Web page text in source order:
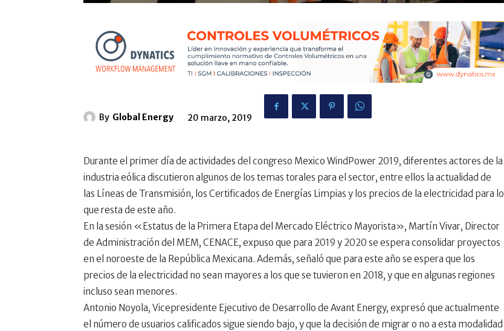
By Global Energy 20 marzo, 2019
Durante el primer día de actividades del congreso Mexico WindPower 2019, diferentes actores de la
industria eólica discutieron algunos de los temas torales para el sector, entre ellos la actualidad de
las Líneas de Transmisión, los Certificados de Energías Limpias y los precios de la electricidad para lo
que resta de este año.
En la sesión «Estatus de la Primera Etapa del Mercado Eléctrico Mayorista», Martín Vivar, Director
de Administración del MEM, CENACE, expuso que para 2019 y 2020 se espera consolidar proyectos
en el noroeste de la República Mexicana. Además, señaló que para este año se espera que los
precios de la electricidad no sean mayores a los que se tuvieron en 2018, y que en algunas regiones
incluso sean menores.
Antonio Noyola, Vicepresidente Ejecutivo de Desarrollo de Avant Energy, expresó que actualmente
el número de usuarios calificados sigue siendo bajo, y que la decisión de migrar o no a esta modalidad